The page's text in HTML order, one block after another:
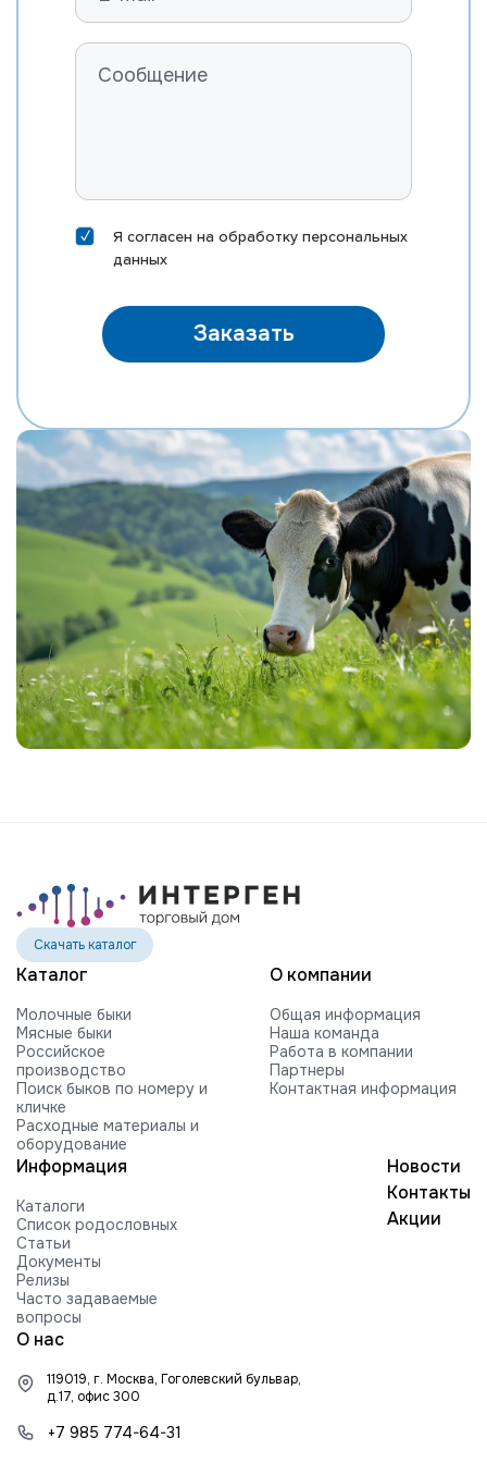
FARNEAR B-BOB MASTER-ET
RI-VAL-RE MOD MCCORD-P-ET
MR SILVER NAUTICAL-ET
MR NOBLE NEPOLEAN
MR SUPERHERO NEXUS-ET
MR RUBICON NICHE-ET
MR SPRING NIGHTHAWK-ET
MR MT NIGHTLIFE 31444-ET
MR TROY NIGHTSTICK 61156-ET
MR SPRING NOBLE 2-ETN
MR SUPERHERO NOLAN-ET
MR WINGS NORTON-ET
EDG DIRECTOR OPTIC-ET
POTTERS-FIELD PAVETHEWAY-TW
TEEMAR MODESTY RATE-ET
GENOSOURCE DELTA REGMA-ET
VOGUE REVIVAL-RED-ET
HILMAR C ROCKFORD-ET
FARNEAR-BH MOGUL ROCKY-ET
FARNEAR ROXY B 54505-ET G +2416
Edg RUBICON-ET
EDG COIN RUEBEN 25004-ET
BUTLERVIEW SHUT-OUT-ET
BRYHILL SOCRATES P-ETN
TRAMILDA MISSO SOLO-ET
EDG PRE STANLEY 25021-ET
DELICIOUS H-NOON TAMPA-ET
Я согласен на обработку персональных
данных
Заказать
Скачать каталог
Каталог
Молочные быки
Мясные быки
Российское
производство
Поиск быков по номеру и
кличке
Расходные материалы и
оборудование
О компании
Общая информация
Наша команда
Работа в компании
Партнеры
Контактная информация
Информация
Каталоги
Список родословных
Статьи
Документы
Релизы
Часто задаваемые
вопросы
Новости
Контакты
Акции
О нас
119019, г. Москва, Гоголевский бульвар,
д.17, офис 300
+7 985 774-64-31